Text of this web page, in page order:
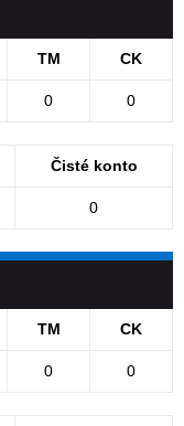
TM CK
0 0
Čisté konto
0
TM CK
0 0